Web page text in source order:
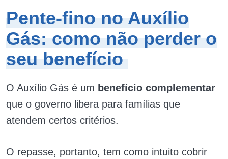
Pente-fino no Auxílio
Gás: como não perder o
seu benefício
O Auxílio Gás é um benefício complementar
que o governo libera para famílias que
atendem certos critérios.
O repasse, portanto, tem como intuito cobrir